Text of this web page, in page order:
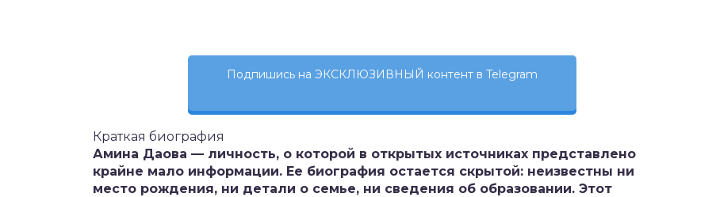
Подпишись на ЭКСКЛЮЗИВНЫЙ контент в Telegram
Краткая биография
Амина Даова — личность, о которой в открытых источниках представлено
крайне мало информации. Ее биография остается скрытой: неизвестны ни
место рождения, ни детали о семье, ни сведения об образовании. Этот